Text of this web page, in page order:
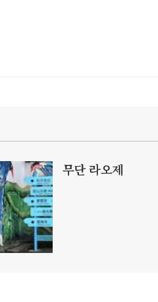
무단 라오제